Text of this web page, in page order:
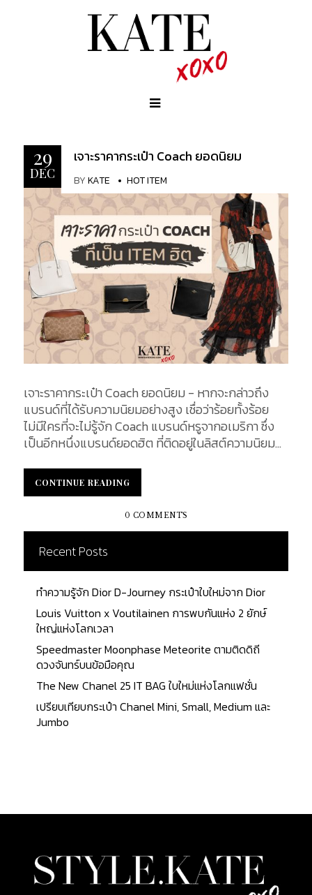
29
DEC
เจาะราคากระเป๋า Coach ยอดนิยม
BYKATE HOT ITEM
เจาะราคากระเป๋า Coach ยอดนิยม - หากจะกล่าวถึง
แบรนด์ที่ได้รับความนิยมอย่างสูง เชื่อว่าร้อยทั้งร้อย
ไม่มีใครที่จะไม่รู้จัก Coach แบรนด์หรูจากอเมริกา ซึ่ง
เป็นอีกหนึ่งแบรนด์ยอดฮิต ที่ติดอยู่ในลิสต์ความนิยมมา
ชั้นแนวหน้ามาโดยตลอด ด้วยดีไซน์การออกแบบที่เรียบ
ง่ายแต่หรูหรา มาพร้อมกับประโยชน์ใช้สอยที่เต็มเปี่ยม
ในราคาที่สามารถเอื้อมถึงได้ไม่ยาก ในบทความนี้ เราจะ
พาทุกคนไปทำความรู้จักกับกระเป๋า 9 รุ่น ที่กำลังได้รับ
ความนิยมอย่างสูงในเวลานี้ ซึ่งบอกเลยว่าแต่ละรุ่นนั้น
คุ้มค่าต่อการใช้งานสุด ๆ อีกทั้งสาว ๆ คนไหน ที่กำลัง
มองหากระเป๋าแบรนด์เนมคู่กายใบแรกสักใบ แต่มีงบ
ประมาณที่จำกัด Coach คืออีกหนึ่งทางเลือกที่ไม่ควร
มองข้ามเชียวค่ะ พร้อมแล้ว มาลุยกันเลย ! 1.
CHARLIE CARRYALL มาเริ่มที่ใบแรก กับ Charlie
Carryall ใบนี้ กับดีไซน์กระเป๋าที่เรียบหรู พร้อมด้วย
พื้นที่ภายในกระเป๋ากว้างขวาง สามารถบรรจุของได้เยอะ
ตัวกระเป๋ามีน้ำหนักเบา สามารถใช้งานได้ทั้งแบบสะพาย
และแบบ Crossbody วัสดุที่ใช้ทำกระเป๋าเป็นวัสดุหนัง
กรวดขัดมัน (Polished Pebble Leather) ตัวกระเป๋ามี
ขนาด 35.5 x 24 x 14.5 เซนติเมตร (13.9 x 9.4 x 5.7
CONTINUE READING
CONTINUE READING
0 COMMENTS
Recent Posts
ทำความรู้จัก Dior D-Journey กระเป๋าใบใหม่จาก Dior
Louis Vuitton x Voutilainen การพบกันแห่ง 2 ยักษ์
ใหญ่แห่งโลกเวลา
Speedmaster Moonphase Meteorite ตามติดดิถี
ดวงจันทร์บนข้อมือคุณ
The New Chanel 25 IT BAG ใบใหม่แห่งโลกแฟชั่น
เปรียบเทียบกระเป๋า Chanel Mini, Small, Medium และ
Jumbo